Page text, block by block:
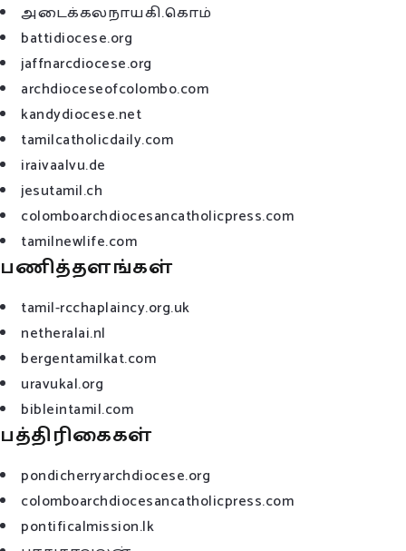
அடைக்கலநாயகி.கொம்
battidiocese.org
jaffnarcdiocese.org
archdioceseofcolombo.com
kandydiocese.net
tamilcatholicdaily.com
iraivaalvu.de
jesutamil.ch
colomboarchdiocesancatholicpress.com
tamilnewlife.com
பணித்தளங்கள்
tamil-rcchaplaincy.org.uk
netheralai.nl
bergentamilkat.com
uravukal.org
bibleintamil.com
பத்திரிகைகள்
pondicherryarchdiocese.org
colomboarchdiocesancatholicpress.com
pontificalmission.lk